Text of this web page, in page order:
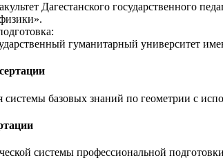
Дагестанского государственного
гуманитарный университет
базовых знаний по геометрии с
системы профессиональной